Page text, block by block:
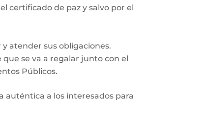
certificado de paz y salvo por el
atender sus obligaciones.
se va a regalar junto con el
Públicos.
auténtica a los interesados para